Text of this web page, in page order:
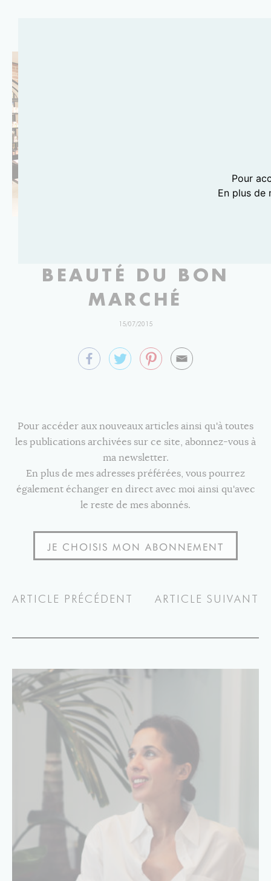
BEAUTÉ DU BON
MARCHÉ
15/07/2015
Pour accéder aux nouveaux articles ainsi qu'à toutes
les publications archivées sur ce site, abonnez-vous à
ma newsletter.
En plus de mes adresses préférées, vous pourrez
également échanger en direct avec moi ainsi qu'avec
le reste de mes abonnés.
JE CHOISIS MON ABONNEMENT
Pour
En plus de
ARTICLE PRÉCÉDENT ARTICLE SUIVANT